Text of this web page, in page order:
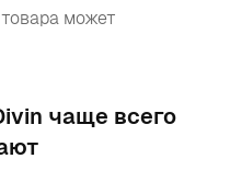
может
чаще всего